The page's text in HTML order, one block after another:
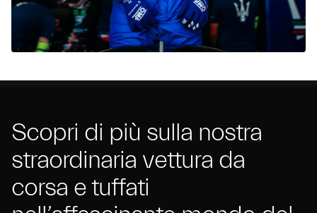
Scopri di più sulla nostra
straordinaria vettura da
corsa e tuffati